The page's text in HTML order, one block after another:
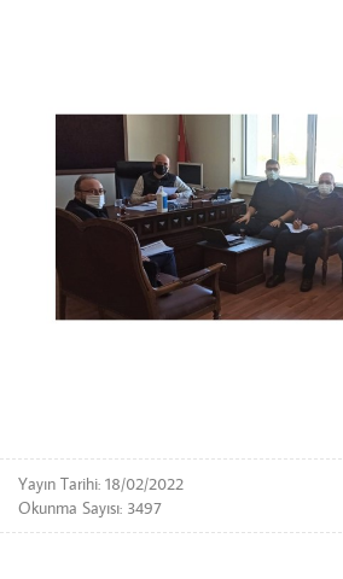
Yayın Tarihi: 18/02/2022
Okunma Sayısı: 3497